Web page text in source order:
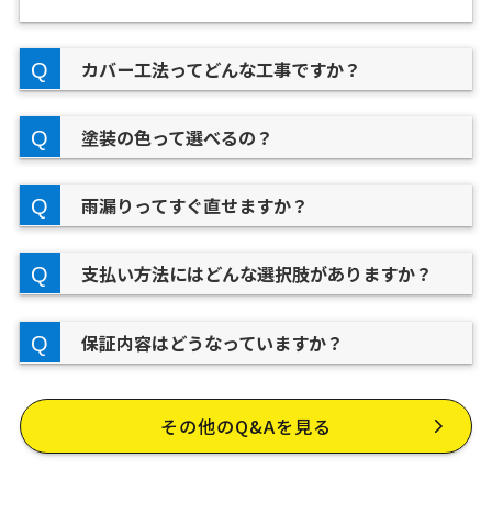
カバー工法ってどんな工事ですか？
塗装の色って選べるの？
雨漏りってすぐ直せますか？
支払い方法にはどんな選択肢がありますか？
保証内容はどうなっていますか？
その他のQ&Aを見る